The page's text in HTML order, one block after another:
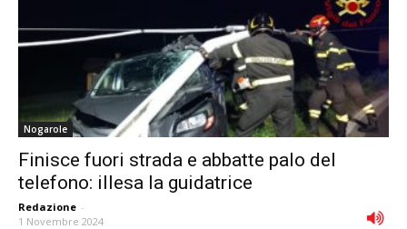
Nogarole
Finisce fuori strada e abbatte palo del
telefono: illesa la guidatrice
Redazione -
1 Novembre 2024